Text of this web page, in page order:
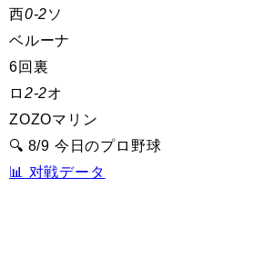
西0-2ソ
ベルーナ
6回裏
ロ 2-2オ
ZOZOマリン
🔍 8/9 今日のプロ野球
📊 对戦データ